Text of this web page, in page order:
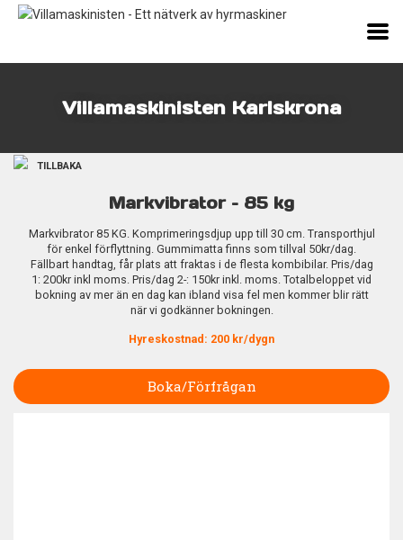
Villamaskinisten Karlskrona
TILLBAKA
Markvibrator – 85 kg
Markvibrator 85 KG. Komprimeringsdjup upp till 30 cm. Transporthjul
för enkel förflyttning. Gummimatta finns som tillval 50kr/dag.
Fällbart handtag, får plats att fraktas i de flesta kombibilar. Pris/dag
1: 200kr inkl moms. Pris/dag 2-: 150kr inkl. moms. Totalbeloppet vid
bokning av mer än en dag kan ibland visa fel men kommer blir rätt
när vi godkänner bokningen.
Hyreskostnad: 200 kr/dygn
Boka/Förfrågan